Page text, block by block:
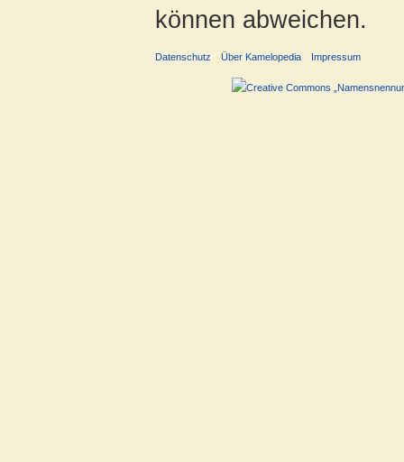
können abweichen.
Datenschutz Über Kamelopedia Impressum